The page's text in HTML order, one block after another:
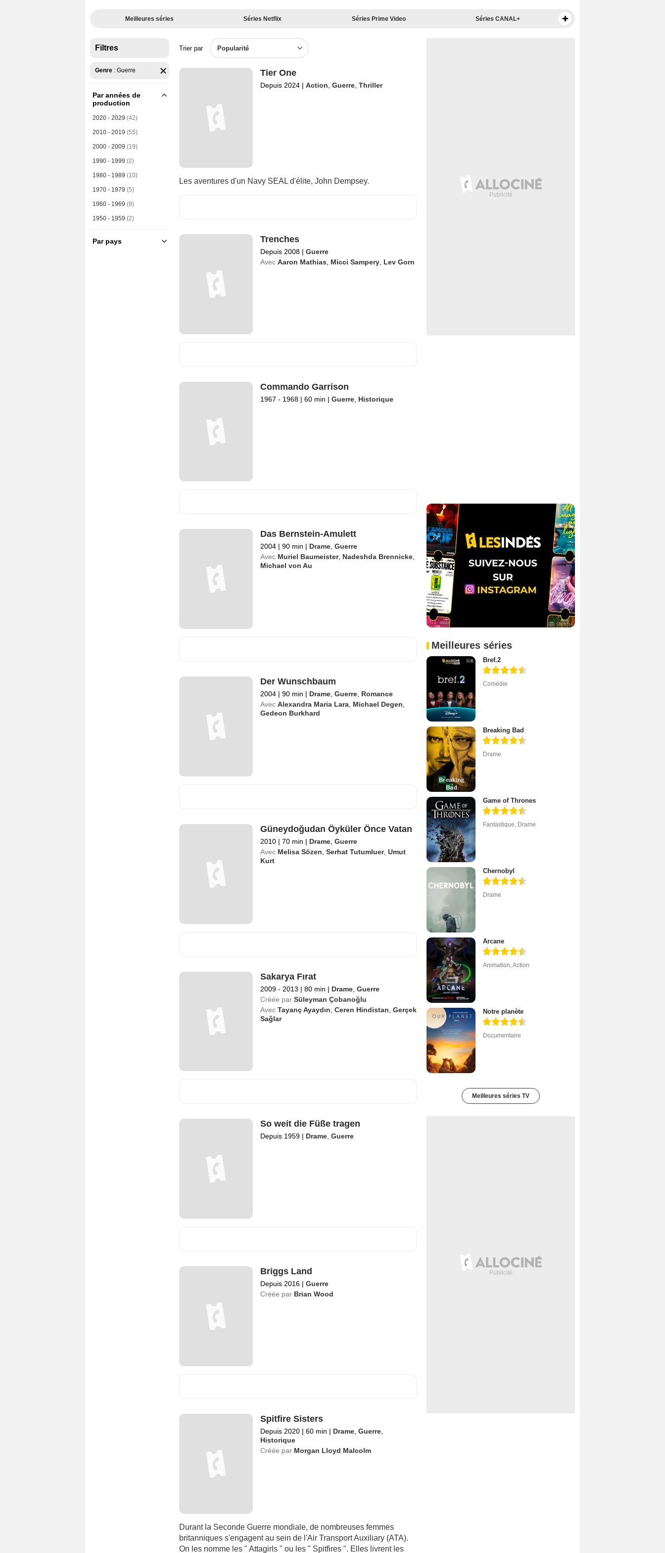
Meilleures séries Séries Netflix Séries Prime Video Séries CANAL+
Filtres
Genre : Guerre
Par années de
production
2020 - 2029 (42)
2010 - 2019 (55)
2000 - 2009 (19)
1990 - 1999 (2)
1980 - 1989 (10)
1970 - 1979 (5)
1960 - 1969 (9)
1950 - 1959 (2)
Par pays
Trier par Popularité
Tier One
Depuis 2024 | Action Guerre, Thriller
Les aventures d'un Navy SEAL d'élite, John Dempsey.
Trenches
Depuis 2008 | Guerre
Avec Aaron Mathias Micci Sampery, Lev Gorn
Commando Garrison
1967 - 1968 | 60 min | Guerre, Historique
Das Bernstein-Amulett
2004 | 90 min | Drame, Guerre
Avec Muriel Baumeister, Nadeshda Brennicke,
Michael von Au
Der Wunschbaum
2004 | 90 min | Drame, Guerre, Romance
Avec Alexandra Maria Lara, Michael Degen
Gedeon Burkhard
Güneydoğudan Öyküler Önce Vatan
2010 | 70 min | Drame, Guerre
Avec Melisa Sözen Serhat Tutumluer, Umut
Kurt
Sakarya Fırat
2009 - 2013 | 80 min | Drame, Guerre
Créée par Süleyman Çobanoğlu
Avec Tayanç Ayaydın Ceren Hindistan Gerçek
Sağlar
So weit die Füße tragen
Depuis 1959 | Drame, Guerre
Briggs Land
Depuis 2016 | Guerre
Créée par Brian Wood
Spitfire Sisters
Depuis 2020 | 60 min | Drame, Guerre,
Historique
Créée par Morgan Lloyd Malcolm
Durant la Seconde Guerre mondiale, de nombreuses femmes
britanniques s'engagent au sein de l'Air Transport Auxiliary (ATA).
On les nomme les " Attagirls " ou les " Spitfires ". Elles livrent les
Meilleures séries
Bref.2
Comédie
Breaking Bad
Drame
Game of Thrones
Fantastique, Drame
Chernobyl
Drame
Arcane
Animation,Action
Notre planète
Documentaire
Meilleures séries TV